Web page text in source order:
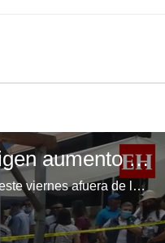
Empleados del Ministerio Público exigen aumento de salario afuera de Medicina Forense
Empleados del Ministerio Público se encuentran reunidos este viernes afuera de las instalaciones de Medicina Forense para exigir un aumento de salario. Video: David Romero | EL HERALDO